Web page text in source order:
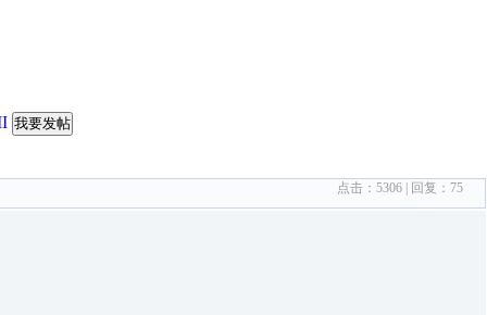
我要发帖
点击： 5306 | 回复： 75